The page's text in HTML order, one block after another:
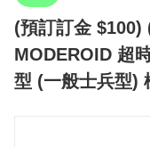
(預訂訂金 $100)
MODEROID 超
型 (一般士兵型)